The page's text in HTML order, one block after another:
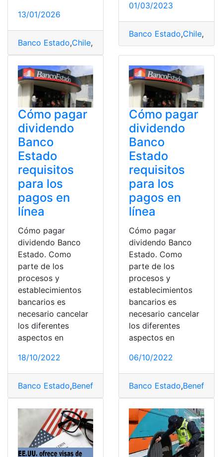
13/01/2026
Banco Estado,Chile,
01/03/2023
Banco Estado,Chile,
Cómo pagar
dividendo
Banco
Estado
requisitos
para los
pagos en
línea
Cómo pagar
dividendo Banco
Estado. Como
parte de los
procesos y
establecimientos
bancarios es
necesario cancelar
los diferentes
aspectos en
18/10/2022
Banco Estado,Beneficios Chile,Dividendos,pagar
Cómo pagar
dividendo
Banco
Estado
requisitos
para los
pagos en
línea
Cómo pagar
dividendo Banco
Estado. Como
parte de los
procesos y
establecimientos
bancarios es
necesario cancelar
los diferentes
aspectos en
06/10/2022
Banco Estado,Beneficios